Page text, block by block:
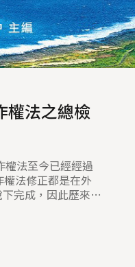
權法之總檢
法至今已經經過
法修正都是在外
完成，因此歷來修
期間、加重民事賠
國著作權法欠缺體
權集體管理團體條